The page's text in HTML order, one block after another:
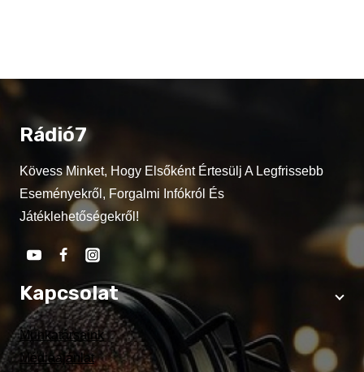
Rádió7
Kövess Minket, Hogy Elsőként Értesülj A Legfrissebb
Eseményekről, Forgalmi Infókról És
Játéklehetőségekről!
Kapcsolat
Munkatársaink
Médiaajánlat